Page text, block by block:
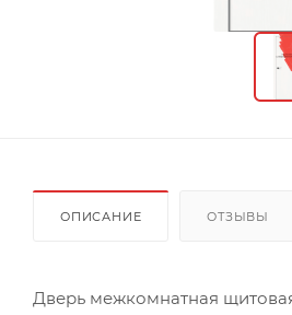
ОПИСАНИЕ ОТЗЫВЫ
Дверь межкомнатная